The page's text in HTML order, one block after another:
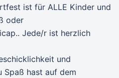
ist für ALLE Kinder und
oder
Jede/r ist herzlich
und
Spaß hast auf dem